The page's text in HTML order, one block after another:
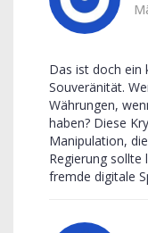
Das ist doch ein
Souveränität.
Währungen,
haben? Diese
Manipulation,
Regierung sollte
fremde digitale